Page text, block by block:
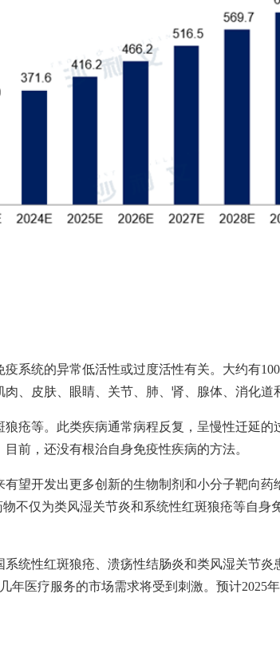
系统的异常低活性或过度活性有关。大约有100
、皮肤、眼睛、关节、肺、肾、腺体、消化道
疮等。此类疾病通常病程反复，呈慢性迁延的
前，还没有根治自身免疫性疾病的方法。
望开发出更多创新的生物制剂和小分子靶向药
不仅为类风湿关节炎和系统性红斑狼疮等自身
系统性红斑狼疮、溃疡性结肠炎和类风湿关节炎
年医疗服务的市场需求将受到刺激。预计2025